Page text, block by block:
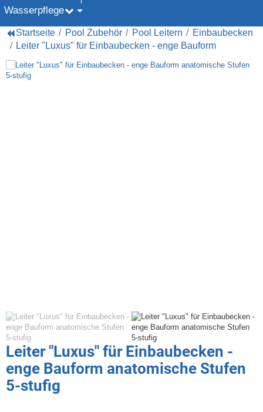
Wasserpflege
Startseite Pool Zubehör Pool Leitern
Einbaubecken
Leiter "Luxus" für Einbaubecken - enge Bauform
Leiter "Luxus" für Einbaubecken -
enge Bauform anatomische Stufen
5-stufig